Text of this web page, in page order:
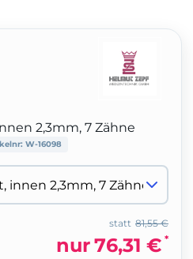
2,3mm, 7 Zähne
W-16098
81,55 €
statt
nur76,31 € *